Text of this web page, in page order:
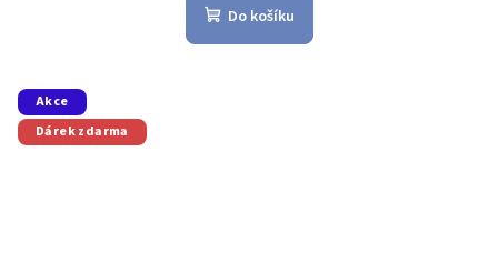
produktu
Do košíku
Akce
Dárek zdarma